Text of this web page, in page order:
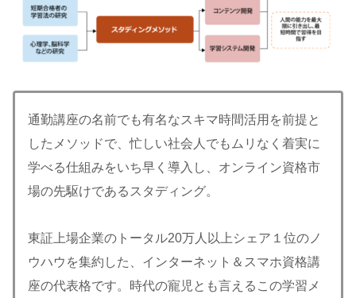
通勤講座の名前でも有名なスキマ時間活用を前提と
したメソッドで、忙しい社会人でもムリなく着実に
学べる仕組みをいち早く導入し、オンライン資格市
場の先駆けであるスタディング。
東証上場企業のトータル20万人以上シェア１位のノ
ウハウを集約した、インターネット＆スマホ資格講
座の代表格です。時代の寵児とも言えるこの学習メ